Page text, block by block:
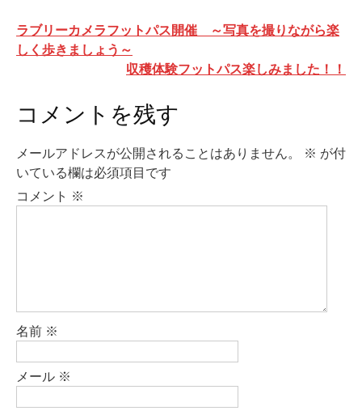
投
稿
ビ
ゲ
ー
シ
ョ
ラブリーカメラフットパス開催 ～写真を撮りながら楽
しく歩きましょう～
収穫体験フットパス楽しみました！！
コメントを残す
メールアドレスが公開されることはありません。 ※ が付
いている欄は必須項目です
コメント ※
名前 ※
メール ※